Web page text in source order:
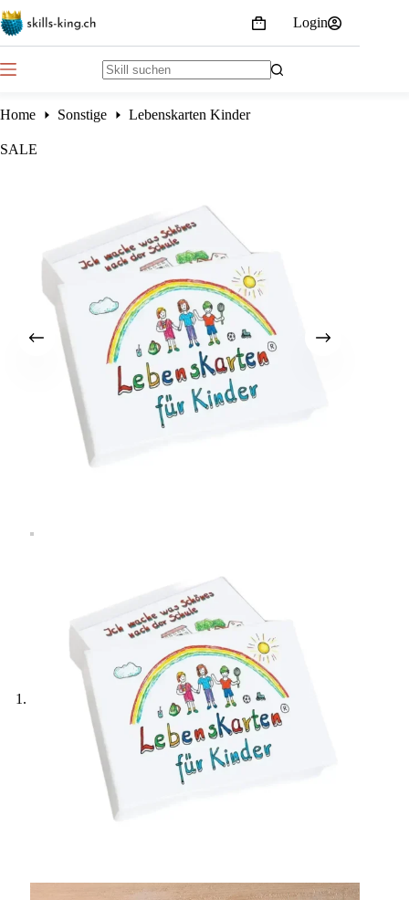
Skip
to
content
Shopping
cart
Login
Home
Sonstige Lebenskarten Kinder
SALE